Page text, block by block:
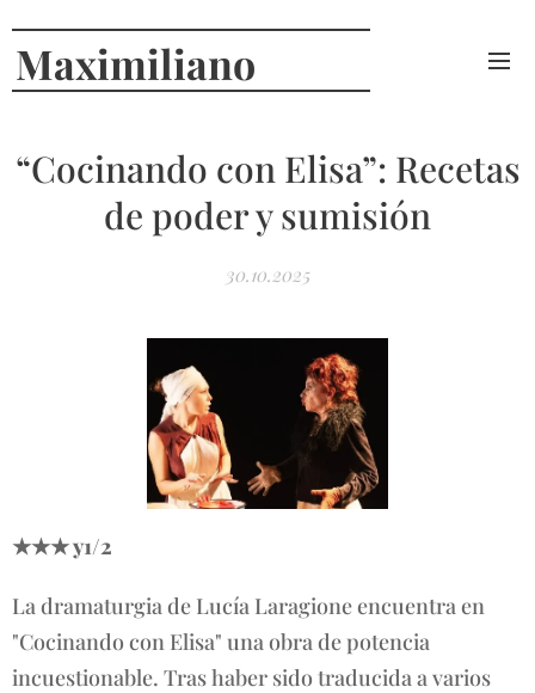
Maximiliano
“Cocinando con Elisa”: Recetas
de poder y sumisión
30.10.2025
★★★ y1/2
La dramaturgia de Lucía Laragione encuentra en
"Cocinando con Elisa" una obra de potencia
incuestionable. Tras haber sido traducida a varios